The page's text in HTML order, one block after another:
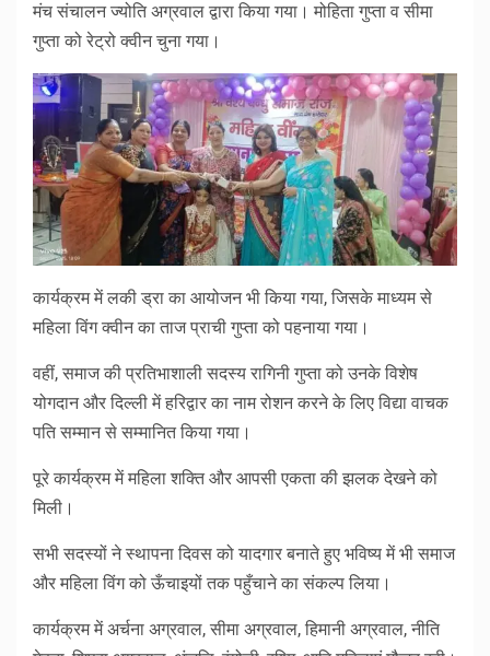
मंच संचालन ज्योति अग्रवाल द्वारा किया गया। मोहिता गुप्ता व सीमा
गुप्ता को रेट्रो क्वीन चुना गया।
कार्यक्रम में लकी ड्रा का आयोजन भी किया गया, जिसके माध्यम से
महिला विंग क्वीन का ताज प्राची गुप्ता को पहनाया गया।
वहीं, समाज की प्रतिभाशाली सदस्य रागिनी गुप्ता को उनके विशेष
योगदान और दिल्ली में हरिद्वार का नाम रोशन करने के लिए विद्या वाचक
पति सम्मान से सम्मानित किया गया।
पूरे कार्यक्रम में महिला शक्ति और आपसी एकता की झलक देखने को
मिली।
सभी सदस्यों ने स्थापना दिवस को यादगार बनाते हुए भविष्य में भी समाज
और महिला विंग को ऊँचाइयों तक पहुँचाने का संकल्प लिया।
कार्यक्रम में अर्चना अग्रवाल, सीमा अग्रवाल, हिमानी अग्रवाल, नीति